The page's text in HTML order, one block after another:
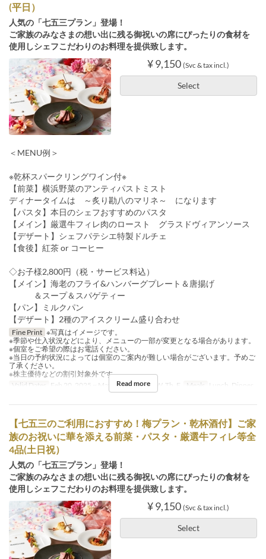
(平日）
人気の「七五三プラン」登場！
ご家族のみなさまの想い出に残る御祝いの席にぴったりの食材を
使用しシェフこだわりのお料理を提供致します。
¥ 9,150 (Svc & tax incl.)
Select
＜MENU例＞
※乾杯スパークリングワイン付※
【前菜】横浜野菜のアンティパストミスト
ディナータイムは ～炙り勘八のマリネ～ になります
【パスタ】本日のシェフおすすめのパスタ
【メイン】厳選牛フィレ肉のロースト グラスドヴィアンソース
【デザート】シェフパテシエ特製ドルチェ
【食後】紅茶 or コーヒー
◇お子様2,800円（税・サービス料込）
【メイン】海老のフライ&ハンバーグプレート＆唐揚げ
＆スープ＆スパゲティー
【パン】ミルクパン
【デザート】2種のアイスクリーム盛り合わせ
Fine Print ※写真はイメージです。
※季節や仕入状況などにより、メニューの一部が変更となる場合があります。
※個室をご希望の際はお電話ください。
※当日の予約状況によっては個室のご案内が難しい場合がございます。予めご
了承ください。
※株主優待などの割引対象外です
Valid Dates
Feb 20, 2025 ~ May 07 Days M, W, Th, F Meals Lunch, Dinner
Read more
【七五三のご利用におすすめ！梅プラン・乾杯酒付】ご家
族のお祝いに華を添える前菜・パスタ・厳選牛フィレ等全
4品(土日祝）
人気の「七五三プラン」登場！
ご家族のみなさまの想い出に残る御祝いの席にぴったりの食材を
使用しシェフこだわりのお料理を提供致します。
¥ 9,150 (Svc & tax incl.)
Select